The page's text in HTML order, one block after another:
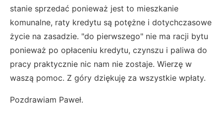
stanie sprzedać ponieważ jest to mieszkanie
komunalne, raty kredytu są potężne i dotychczasowe
życie na zasadzie. "do pierwszego" nie ma racji bytu
ponieważ po opłaceniu kredytu, czynszu i paliwa do
pracy praktycznie nic nam nie zostaje. Wierzę w
waszą pomoc. Z góry dziękuję za wszystkie wpłaty.
Pozdrawiam Paweł.